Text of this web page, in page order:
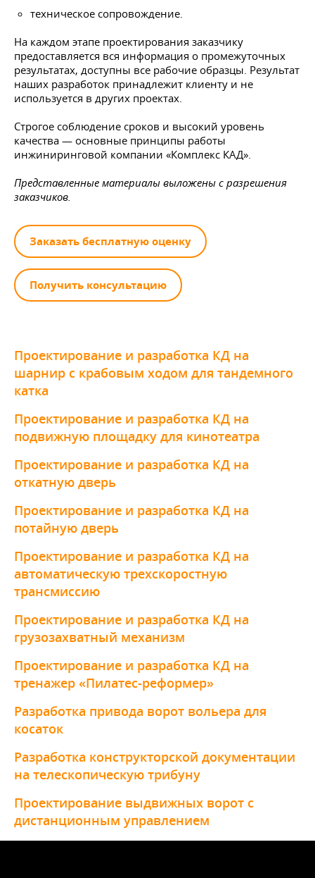
техническое сопровождение.
На каждом этапе проектирования заказчику
предоставляется вся информация о промежуточных
результатах, доступны все рабочие образцы. Результат
наших разработок принадлежит клиенту и не
используется в других проектах.
Строгое соблюдение сроков и высокий уровень
качества — основные принципы работы
инжиниринговой компании «Комплекс КАД».
Представленные материалы выложены с разрешения
заказчиков.
Заказать бесплатную оценку
Получить консультацию
Проектирование и разработка КД на
шарнир с крабовым ходом для тандемного
катка
Проектирование и разработка КД на
подвижную площадку для кинотеатра
Проектирование и разработка КД на
откатную дверь
Проектирование и разработка КД на
потайную дверь
Проектирование и разработка КД на
автоматическую трехскоростную
трансмиссию
Проектирование и разработка КД на
грузозахватный механизм
Проектирование и разработка КД на
тренажер «Пилатес-реформер»
Разработка привода ворот вольера для
косаток
Разработка конструкторской документации
на телескопическую трибуну
Проектирование выдвижных ворот с
дистанционным управлением